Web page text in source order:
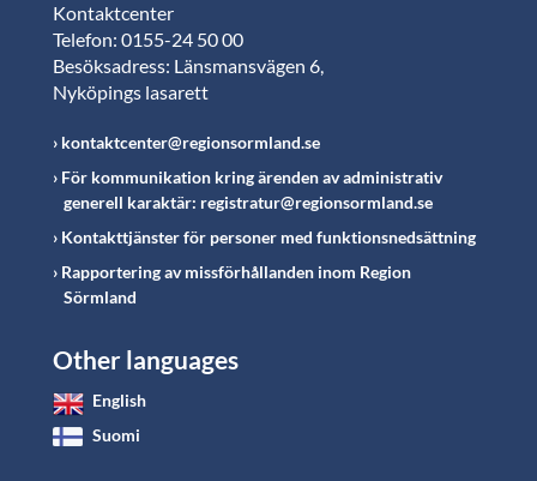
Kontaktcenter
Telefon: 0155-24 50 00
Besöksadress: Länsmansvägen 6,
Nyköpings lasarett
kontaktcenter@regionsormland.se
För kommunikation kring ärenden av administrativ
generell karaktär: registratur@regionsormland.se
Kontakttjänster för personer med funktionsnedsättning
Rapportering av missförhållanden inom Region
Sörmland
Other languages
English
Suomi